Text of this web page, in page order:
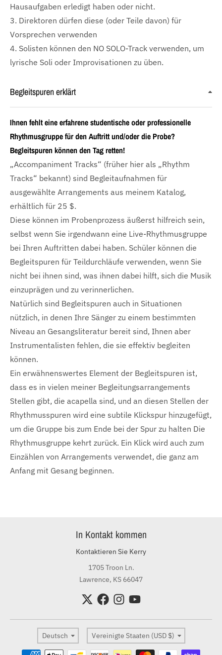
Hausaufgaben erledigt haben oder nicht.
3. Direktoren dürfen diese (oder Teile davon) für
Vorsprechen verwenden
4. Solisten können den NO SOLO-Track verwenden, um
lyrische Soli oder Improvisationen zu üben.
Begleitspuren erklärt
Ihnen fehlt eine erfahrene studentische oder professionelle
Rhythmusgruppe für den Auftritt und/oder die Probe?
Begleitspuren können den Tag retten!
„Accompaniment Tracks“ (früher hier als „Rhythm
Tracks“ bekannt) sind Begleitaufnahmen für
ausgewählte Arrangements aus meinem Katalog,
erhältlich für 25 $.
Diese können im Probenprozess äußerst hilfreich sein,
selbst wenn Sie irgendwann eine Live-Rhythmusgruppe
bei Ihren Auftritten dabei haben. Schüler können die
Begleitspuren für Teildurchläufe verwenden, wenn Sie
nicht bei ihnen sind, was ihnen dabei hilft, sich die Musik
einzuprägen und zu verinnerlichen.
Natürlich sind Begleitspuren auch in Situationen
nützlich, in denen Ihre Sänger zu einem bestimmten
Niveau an Gesangsliteratur bereit sind, Ihnen aber
Instrumentalisten fehlen, die sie effektiv begleiten
können.
Ein erwähnenswertes Element der Begleitspuren ist,
dass es in vielen meiner Begleitungsarrangements
Stellen gibt, die acapella sind, und an diesen Stellen der
Rhythmusspuren wird eine subtile Klickspur hinzugefügt,
um die Gruppe bis zum Ende bei der Spur zu halten Die
Rhythmusgruppe kehrt zurück. Ein Klick wird auch zum
Einzählen von Arrangements verwendet, die ganz am
Anfang mit Gesang beginnen.
In Kontakt kommen
Kontaktieren Sie Kerry
1705 Troon Ln.
Lawrence, KS 66047
Sprache
Deutsch Land/Region
Vereinigte Staaten (USD $)
Zahlungsmethoden